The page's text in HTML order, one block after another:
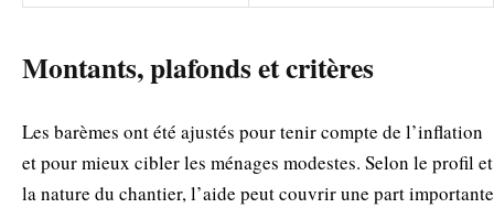
Montants, plafonds et critères
Les barèmes ont été ajustés pour tenir compte de l’inflation
et pour mieux cibler les ménages modestes. Selon le profil et
la nature du chantier, l’aide peut couvrir une part importante